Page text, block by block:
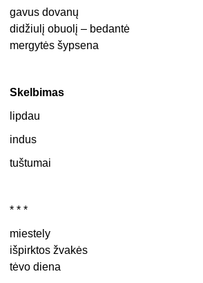
gavus dovanų
didžiulį obuolį – bedantė
mergytės šypsena
Skelbimas
lipdau
indus
tuštumai
* * *
miestely
išpirktos žvakės
tėvo diena